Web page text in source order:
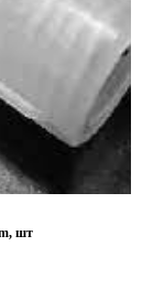
шт